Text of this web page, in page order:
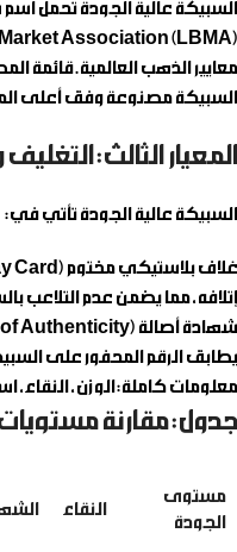
السبيكة عالية الجودة تحمل
Association (LBMA)
السبيكة مصنوعة وفق أعلى
المعيار الثالث:
السبيكة عالية الجودة تأتي في:
غلاف بلاستيكي مختوم (Blister/Assay Card):
إتلافه، مما يضمن عدم التلاعب
شهادة أصالة (Certificate of Authenticity):
يطابق الرقم المحفور على
معلومات كاملة: الوزن،
جدول: مقارنة
مستوى
الجودة
النقاء